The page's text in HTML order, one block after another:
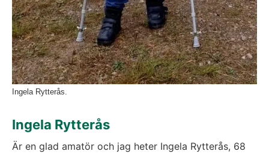
Ingela Rytterås.
Ingela Rytterås
Är en glad amatör och jag heter Ingela Rytterås, 68